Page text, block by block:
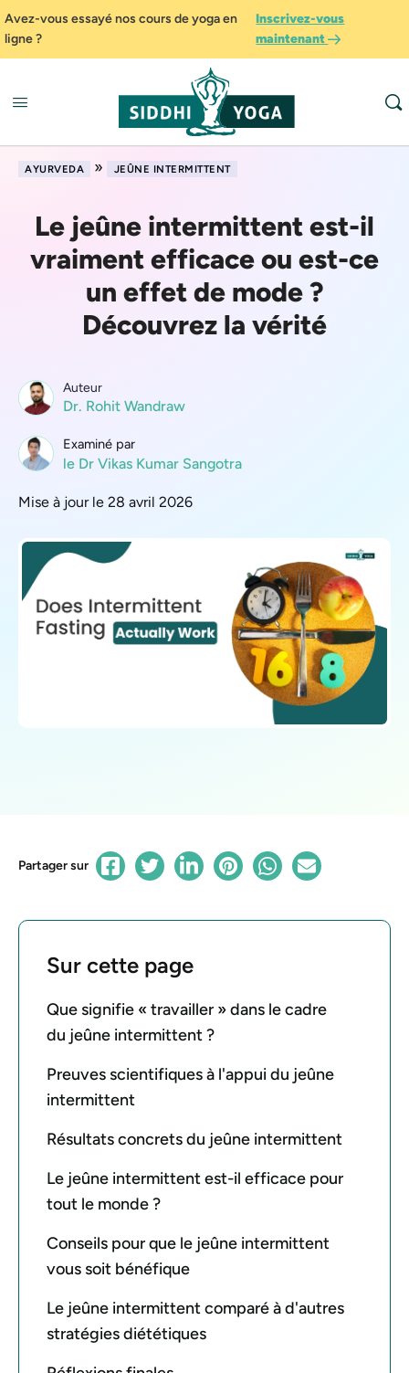
Avez-vous essayé nos cours de yoga en
ligne ?
Inscrivez-vous
maintenant
AYURVEDA » JEÛNE INTERMITTENT
Le jeûne intermittent est-il
vraiment efficace ou est-ce
un effet de mode ?
Découvrez la vérité
Auteur
Dr. Rohit Wandraw
Examiné par
le Dr Vikas Kumar Sangotra
Mise à jour le 28 avril 2026
Partager sur
Sur cette page
Que signifie « travailler » dans le cadre
du jeûne intermittent ?
Preuves scientifiques à l'appui du jeûne
intermittent
Résultats concrets du jeûne intermittent
Le jeûne intermittent est-il efficace pour
tout le monde ?
Conseils pour que le jeûne intermittent
vous soit bénéfique
Le jeûne intermittent comparé à d'autres
stratégies diététiques